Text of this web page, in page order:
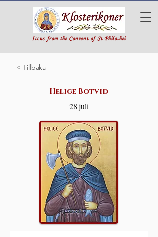
Icons from the Convent of St Philothei
< Tillbaka
Helige Botvid
28 juli